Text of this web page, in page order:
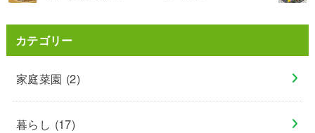
カテゴリー
家庭菜園 (2)
暮らし (17)